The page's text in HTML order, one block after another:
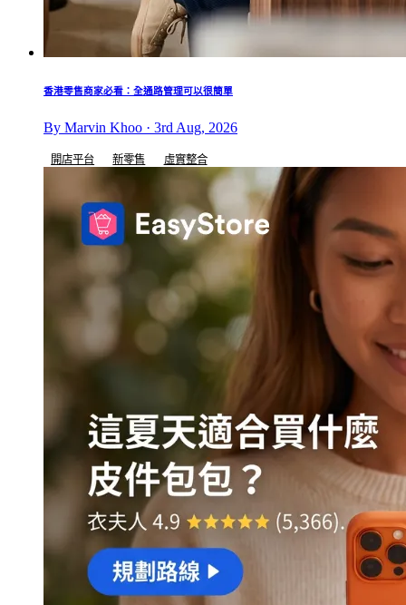
香港零售商家必看：全通路管理可以很簡單
By Marvin Khoo · 3rd Aug, 2026
開店平台 新零售 虛實整合